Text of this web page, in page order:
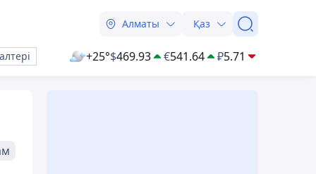
Алматы Қаз
+25°$469.93 €541.64 ₽5.71